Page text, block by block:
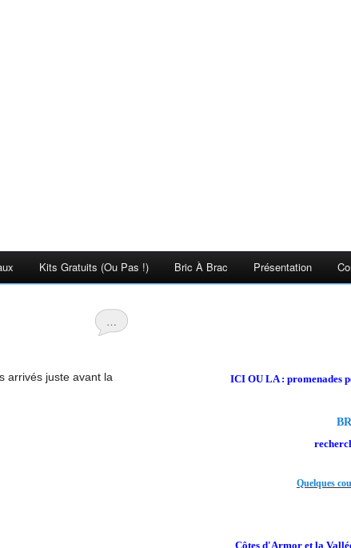
Kits Gratuits (ou Pas !) Bric À Brac Présentation
…
arrivés juste avant la
ICI OU LA : promenades
Quelques
Côtes d'Armor et la